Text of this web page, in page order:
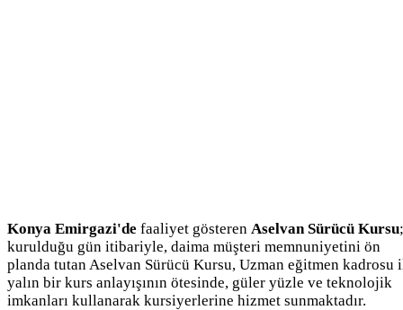
Konya Emirgazi'de faaliyet gösteren Aselvan Sürücü Kursu;
kurulduğu gün itibariyle, daima müşteri memnuniyetini ön
planda tutan Aselvan Sürücü Kursu, Uzman eğitmen kadrosu
yalın bir kurs anlayışının ötesinde, güler yüzle ve teknolojik
imkanları kullanarak kursiyerlerine hizmet sunmaktadır.